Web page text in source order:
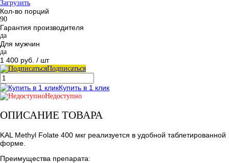
Загрузить
Кол-во порций
90
Гарантия производителя
да
Для мужчин
да
1 400 руб. / шт
Подписаться
Купить в 1 клик
Недоступно
ОПИСАНИЕ ТОВАРА
KAL Methyl Folate 400 мкг реализуется в удобной таблетированной
форме.
Преимущества препарата: